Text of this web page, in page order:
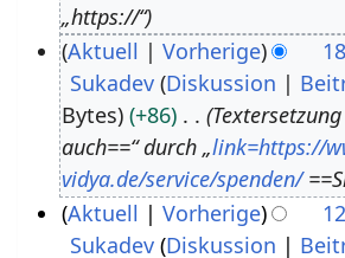
J
0
„https://“
Aktuell Vorherige
Sukadev Diskussion
Bytes
+86
auch==“ durch „link=https://
vidya.de/service/spenden/
Aktuell Vorherige
Sukadev Diskussion